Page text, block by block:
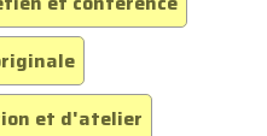
et d'atelier